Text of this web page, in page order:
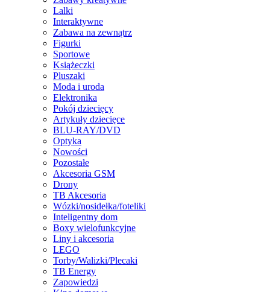
Lalki
Interaktywne
Zabawa na zewnątrz
Figurki
Sportowe
Książeczki
Pluszaki
Moda i uroda
Elektronika
Pokój dziecięcy
Artykuły dziecięce
BLU-RAY/DVD
Optyka
Nowości
Pozostałe
Akcesoria GSM
Drony
TB Akcesoria
Wózki/nosidełka/foteliki
Inteligentny dom
Boxy wielofunkcyjne
Liny i akcesoria
LEGO
Torby/Walizki/Plecaki
TB Energy
Zapowiedzi